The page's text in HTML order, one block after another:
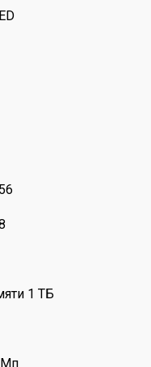
1 ТБ
Мп